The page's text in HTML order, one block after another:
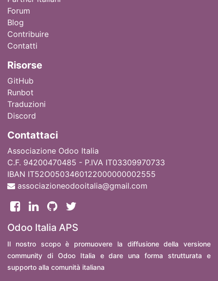
Forum
Blog
Contribuire
Contatti
Risorse
GitHub
Runbot
Traduzioni
Discord
Contattaci
Associazione Odoo Italia
C.F. 94200470485 - P.IVA IT03309970733
IBAN IT52O0503460122000000002555
associazioneodooitalia@gmail.com
Odoo Italia APS
Il nostro scopo è promuovere la diffusione della versione
community di Odoo Italia e dare una forma strutturata e
supporto alla comunità italiana